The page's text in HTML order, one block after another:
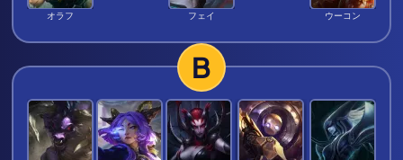
オラフ フェイ ウーコン
B